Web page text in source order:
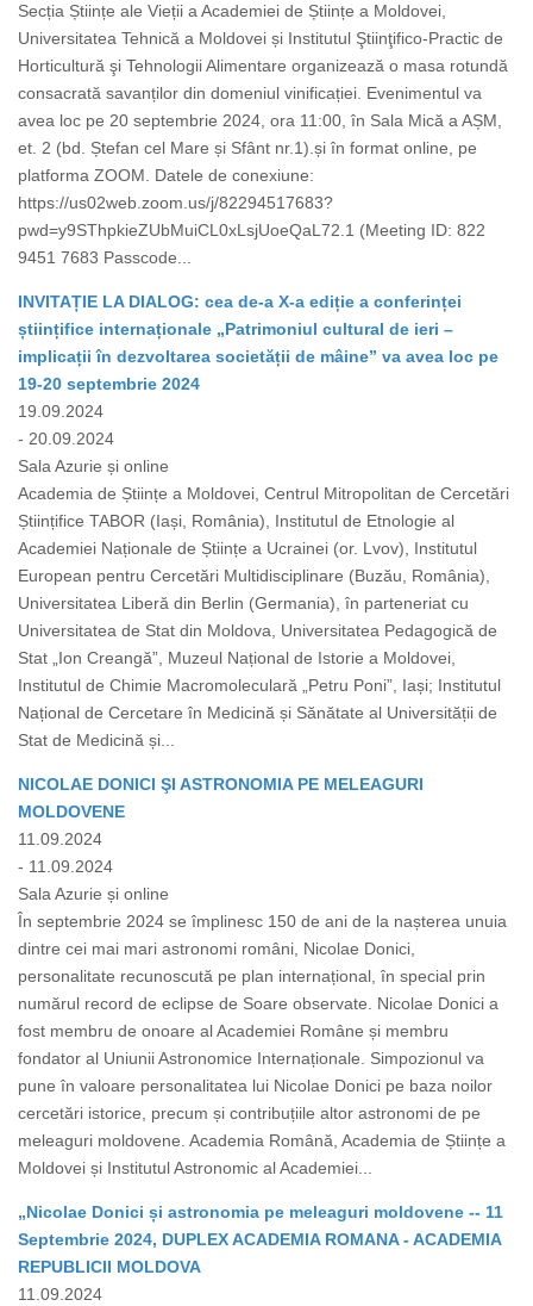
Secția Științe ale Vieții a Academiei de Științe a Moldovei,
Universitatea Tehnică a Moldovei și Institutul Ştiinţifico-Practic de
Horticultură şi Tehnologii Alimentare organizează o masa rotundă
consacrată savanților din domeniul vinificației. Evenimentul va
avea loc pe 20 septembrie 2024, ora 11:00, în Sala Mică a AȘM,
et. 2 (bd. Ștefan cel Mare și Sfânt nr.1).și în format online, pe
platforma ZOOM. Datele de conexiune:
https://us02web.zoom.us/j/82294517683?
pwd=y9SThpkieZUbMuiCL0xLsjUoeQaL72.1 (Meeting ID: 822
9451 7683 Passcode...
INVITAȚIE LA DIALOG: cea de-a X-a ediție a conferinței
științifice internaționale „Patrimoniul cultural de ieri –
implicații în dezvoltarea societății de mâine” va avea loc pe
19-20 septembrie 2024
19.09.2024
- 20.09.2024
Sala Azurie și online
Academia de Științe a Moldovei, Centrul Mitropolitan de Cercetări
Științifice TABOR (Iași, România), Institutul de Etnologie al
Academiei Naționale de Științe a Ucrainei (or. Lvov), Institutul
European pentru Cercetări Multidisciplinare (Buzău, România),
Universitatea Liberă din Berlin (Germania), în parteneriat cu
Universitatea de Stat din Moldova, Universitatea Pedagogică de
Stat „Ion Creangă”, Muzeul Național de Istorie a Moldovei,
Institutul de Chimie Macromoleculară „Petru Poni”, Iași; Institutul
Național de Cercetare în Medicină și Sănătate al Universității de
Stat de Medicină și...
NICOLAE DONICI ŞI ASTRONOMIA PE MELEAGURI
MOLDOVENE
11.09.2024
- 11.09.2024
Sala Azurie și online
În septembrie 2024 se împlinesc 150 de ani de la nașterea unuia
dintre cei mai mari astronomi români, Nicolae Donici,
personalitate recunoscută pe plan internațional, în special prin
numărul record de eclipse de Soare observate. Nicolae Donici a
fost membru de onoare al Academiei Române și membru
fondator al Uniunii Astronomice Internaționale. Simpozionul va
pune în valoare personalitatea lui Nicolae Donici pe baza noilor
cercetări istorice, precum și contribuțiile altor astronomi de pe
meleaguri moldovene. Academia Română, Academia de Științe a
Moldovei și Institutul Astronomic al Academiei...
„Nicolae Donici și astronomia pe meleaguri moldovene -- 11
Septembrie 2024, DUPLEX ACADEMIA ROMANA - ACADEMIA
REPUBLICII MOLDOVA
11.09.2024